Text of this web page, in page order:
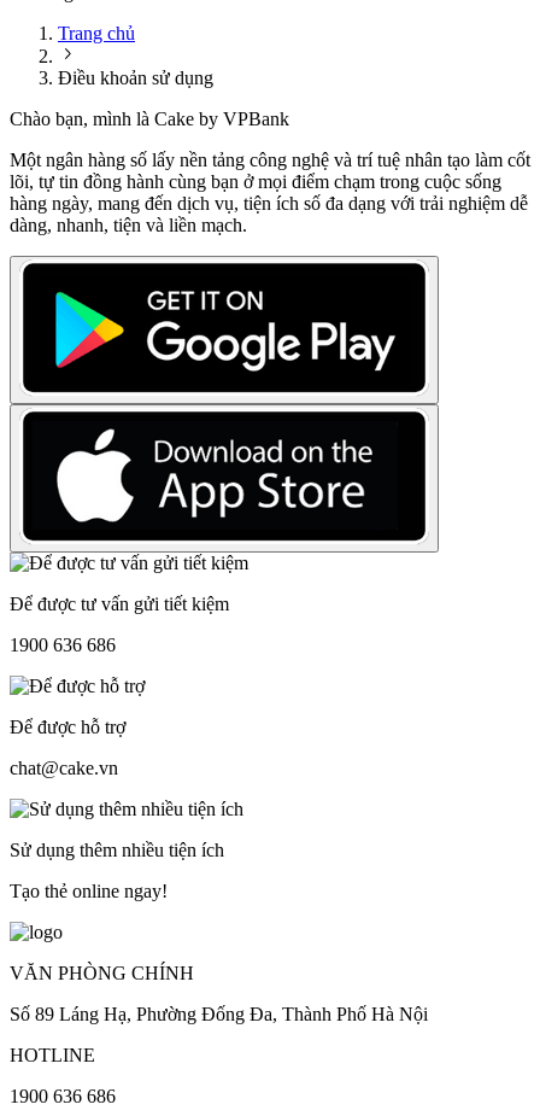
Trang chủ
Điều khoản sử dụng
Chào bạn, mình là Cake by VPBank
Một ngân hàng số lấy nền tảng công nghệ và trí tuệ nhân tạo làm cốt
lõi, tự tin đồng hành cùng bạn ở mọi điểm chạm trong cuộc sống
hàng ngày, mang đến dịch vụ, tiện ích số đa dạng với trải nghiệm dễ
dàng, nhanh, tiện và liền mạch.
Để được tư vấn gửi tiết kiệm
1900 636 686
Để được hỗ trợ
chat@cake.vn
Sử dụng thêm nhiều tiện ích
Tạo thẻ online ngay!
VĂN PHÒNG CHÍNH
Số 89 Láng Hạ, Phường Đống Đa, Thành Phố Hà Nội
HOTLINE
1900 636 686